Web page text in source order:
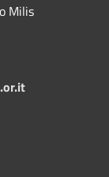
Milis